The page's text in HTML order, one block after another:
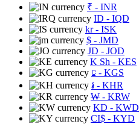
₹ - INR
ID - IQD
kr- ISK
$ - JMD
JD - JOD
K Sh - KES
⃀ - KGS
៛ - KHR
₩ - KRW
KD - KWD
CI$ - KYD